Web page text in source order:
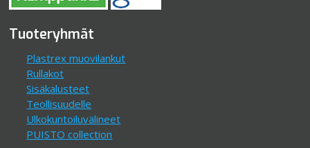
Tuoteryhmät
Plastrex muovilankut
Rullakot
Sisäkalusteet
Teollisuudelle
Ulkokuntoiluvälineet
PUISTO collection